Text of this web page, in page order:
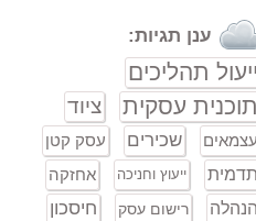
ענן תגיות:
ייעול תהליכים
תוכנית עסקית
ציוד
עצמאים שכירים
עסק קטן
תדמית
ייעוץ וחניכה
אחזקה
הנהלה
רישום עסק חיסכון